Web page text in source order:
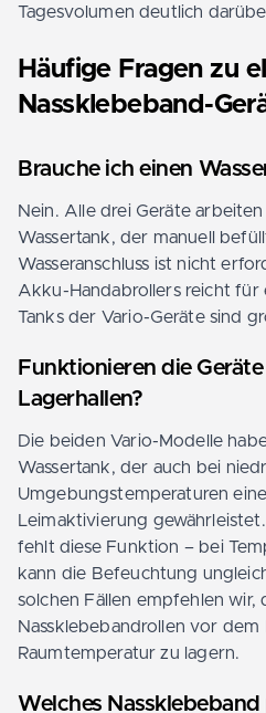
Tagesvolumen deutlich
Häufige Fragen zu
Nassklebeband-
Brauche ich einen
Nein. Alle drei Geräte
Wassertank, der manuell
Wasseranschluss ist nicht
Akku-Handabrollers reicht für
Tanks der Vario-Geräte sind
Funktionieren die
Lagerhallen?
Die beiden Vario-Modelle
Wassertank, der auch bei
Umgebungstemperaturen
Leimaktivierung
fehlt diese Funktion – bei
kann die Befeuchtung
solchen Fällen empfehlen wir,
Nassklebebandrollen vor dem
Raumtemperatur zu lagern.
Welches Nassklebeband